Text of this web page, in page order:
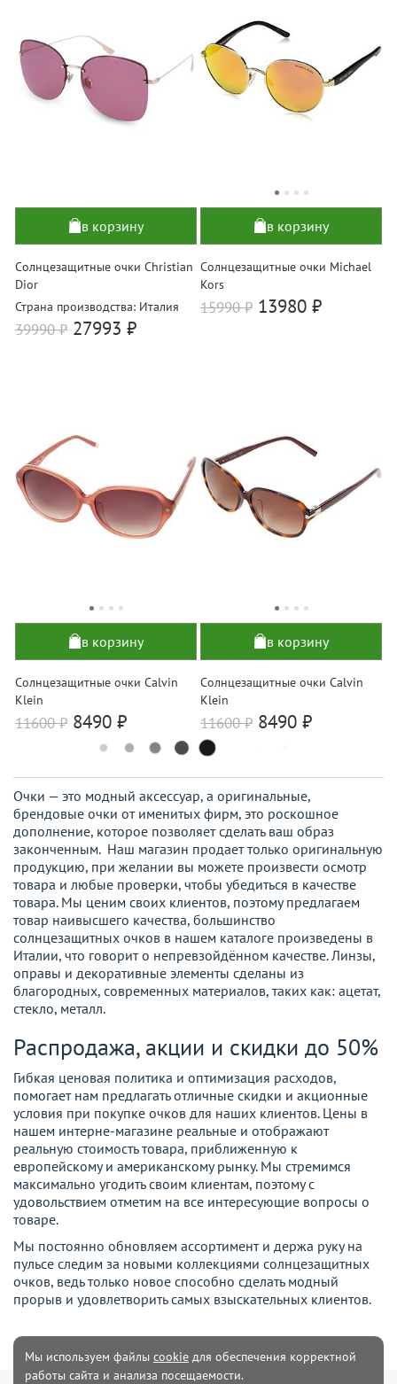
в корзину
Солнцезащитные очки Christian
Dior
Страна производства: Италия
39990₽ 27993 ₽
в корзину
Солнцезащитные очки Michael
Kors
15990₽ 13980 ₽
в корзину
Солнцезащитные очки Calvin
Klein
11600₽ 8490 ₽
в корзину
Солнцезащитные очки Calvin
Klein
11600₽ 8490 ₽
Очки — это модный аксессуар, а оригинальные,
брендовые очки от именитых фирм, это роскошное
дополнение, которое позволяет сделать ваш образ
законченным. Наш магазин продает только оригинальную
продукцию, при желании вы можете произвести осмотр
товара и любые проверки, чтобы убедиться в качестве
товара. Мы ценим своих клиентов, поэтому предлагаем
товар наивысшего качества, большинство
солнцезащитных очков в нашем каталоге произведены в
Италии, что говорит о непревзойдённом качестве. Линзы,
оправы и декоративные элементы сделаны из
благородных, современных материалов, таких как: ацетат,
стекло, металл.
Распродажа, акции и скидки до 50%
Гибкая ценовая политика и оптимизация расходов,
помогает нам предлагать отличные скидки и акционные
условия при покупке очков для наших клиентов. Цены в
нашем интерне-магазине реальные и отображают
реальную стоимость товара, приближенную к
европейскому и американскому рынку. Мы стремимся
максимально угодить своим клиентам, поэтому с
удовольствием отметим на все интересующие вопросы о
товаре.
Мы постоянно обновляем ассортимент и держа руку на
пульсе следим за новыми коллекциями солнцезащитных
очков, ведь только новое способно сделать модный
прорыв и удовлетворить самых взыскательных клиентов.
Мы используем файлы cookie для обеспечения корректной
работы сайта и анализа посещаемости.